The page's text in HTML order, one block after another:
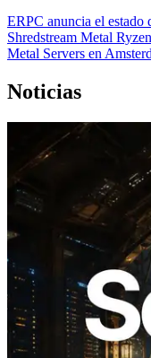
ERPC anuncia el estado
Shredstream Metal
Metal Servers en
Noticias
2026.08.05